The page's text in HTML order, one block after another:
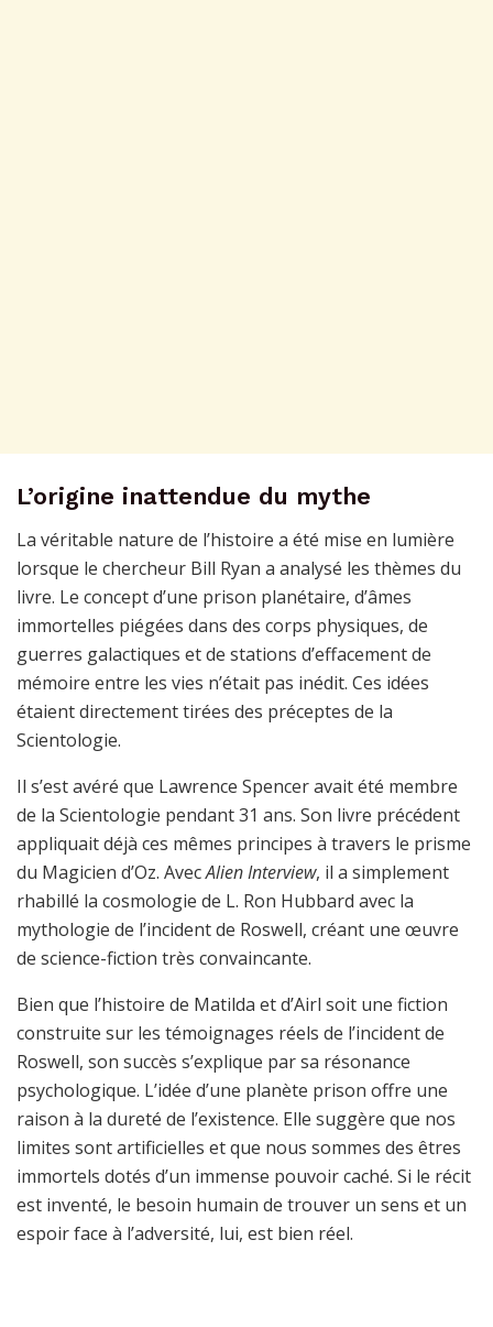
L’origine inattendue du mythe
La véritable nature de l’histoire a été mise en lumière
lorsque le chercheur Bill Ryan a analysé les thèmes du
livre. Le concept d’une prison planétaire, d’âmes
immortelles piégées dans des corps physiques, de
guerres galactiques et de stations d’effacement de
mémoire entre les vies n’était pas inédit. Ces idées
étaient directement tirées des préceptes de la
Scientologie.
Il s’est avéré que Lawrence Spencer avait été membre
de la Scientologie pendant 31 ans. Son livre précédent
appliquait déjà ces mêmes principes à travers le prisme
du Magicien d’Oz. AvecAlien Interview, il a simplement
rhabillé la cosmologie de L. Ron Hubbard avec la
mythologie de l’incident de Roswell, créant une œuvre
de science-fiction très convaincante.
Bien que l’histoire de Matilda et d’Airl soit une fiction
construite sur les témoignages réels de l’incident de
Roswell, son succès s’explique par sa résonance
psychologique. L’idée d’une planète prison offre une
raison à la dureté de l’existence. Elle suggère que nos
limites sont artificielles et que nous sommes des êtres
immortels dotés d’un immense pouvoir caché. Si le récit
est inventé, le besoin humain de trouver un sens et un
espoir face à l’adversité, lui, est bien réel.